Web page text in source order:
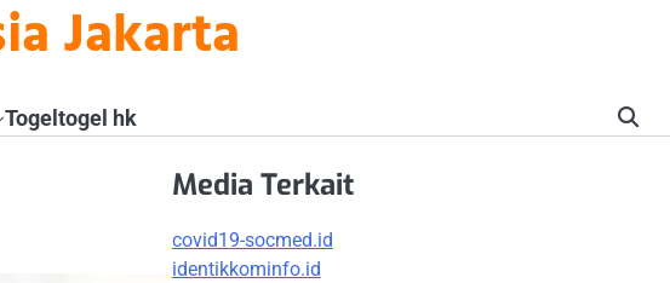
Jakarta
Togeltogel hk
Media Terkait
covid19-socmed.id
identikkominfo.id